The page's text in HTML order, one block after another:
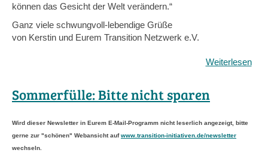
können das Gesicht der Welt verändern.“
Ganz viele schwungvoll-lebendige Grüße
von Kerstin und Eurem Transition Netzwerk e.V.
Weiterlesen
Sommerfülle: Bitte nicht sparen
Wird dieser Newsletter in Eurem E-Mail-Programm nicht leserlich angezeigt, bitte
gerne zur "schönen" Webansicht aufwww.transition-initiativen.de/newsletter
wechseln.